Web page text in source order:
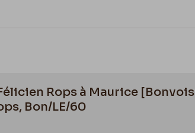
Rops à Maurice
Bon/LE/60